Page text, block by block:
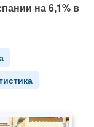
на 6,1% в